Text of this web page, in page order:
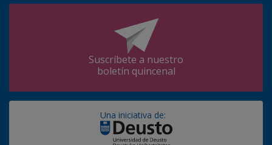
Suscríbete a nuestro
boletín quincenal
Una iniciativa de: